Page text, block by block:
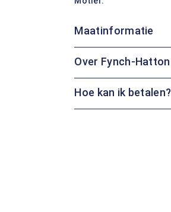
Maatinformatie
Over Fynch-Hatton
Hoe kan ik betalen?